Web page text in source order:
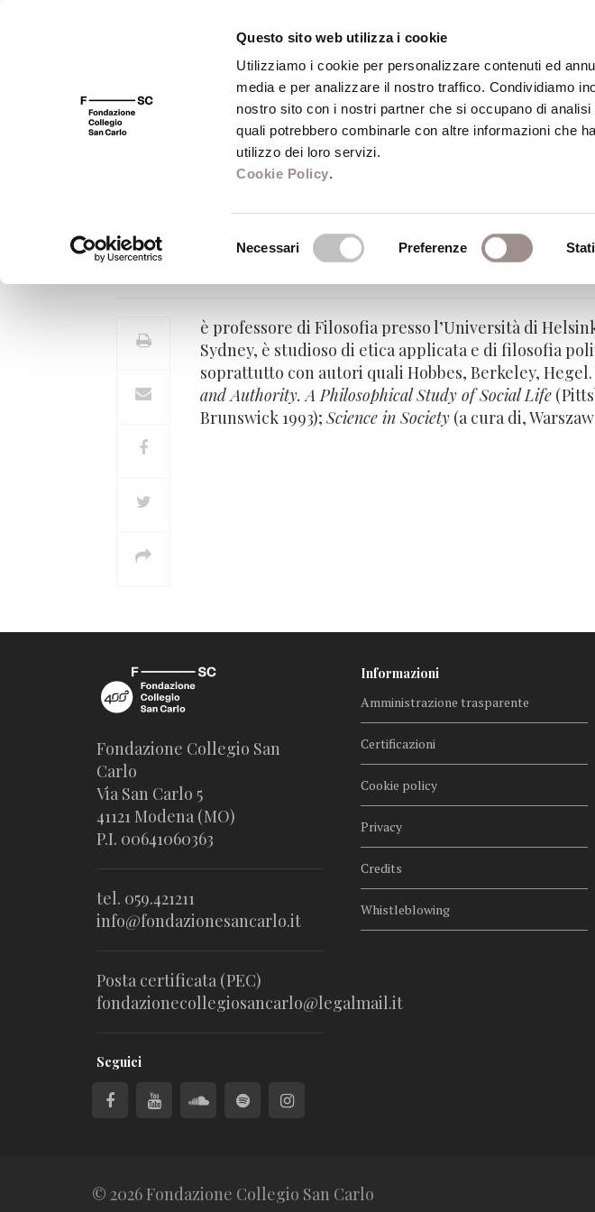
Questo sito web utilizza i cookie
Utilizziamo i cookie per personalizzare contenuti ed
media e per analizzare il nostro traffico. Condividiamo
nostro sito con i nostri partner che si occupano di
quali potrebbero combinarle con altre informazioni che
utilizzo dei loro servizi.
Cookie Policy.
Necessari Preferenze
FSC 400 Fondazione Biblioteca Centro
Timo Airaksinen
Professore di Filosofia - Università di Helsinki
è professore di Filosofia presso l’Università di
Sydney, è studioso di etica applicata e di filosofia
soprattutto con autori quali Hobbes, Berkeley,
and Authority.A Philosophical Study of Social Life
Brunswick 1993);Science in Society (a cura di,
Fondazione Collegio San
Carlo
Via San Carlo 5
41121 Modena (MO)
P.I. 00641060363
tel. 059.421211
info@fondazionesancarlo.it
Posta certificata (PEC)
fondazionecollegiosancarlo@legalmail.it
Seguici
Informazioni
Amministrazione trasparente
Certificazioni
Cookie policy
Privacy
Credits
Whistleblowing
© 2026 Fondazione Collegio San Carlo